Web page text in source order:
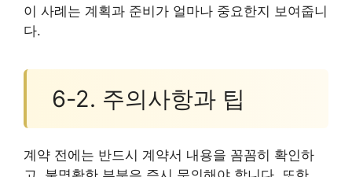
이 사례는 계획과 준비가 얼마나 중요한지 보여줍니
다.
6-2. 주의사항과 팁
계약 전에는 반드시 계약서 내용을 꼼꼼히 확인하